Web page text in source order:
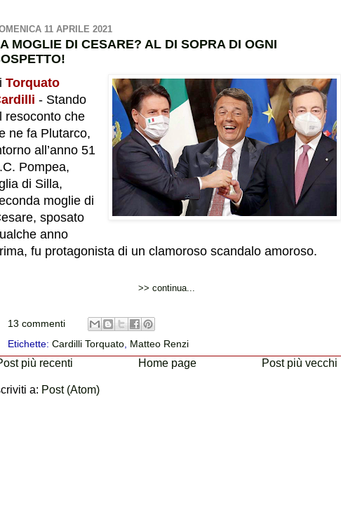
11 APRILE 2021
MOGLIE DI CESARE? AL DI SOPRA DI OGNI
Torquato
- Stando
resoconto che
ne fa Plutarco,
all’anno 51
Pompea,
di Silla,
moglie di
sposato
anno
fu protagonista di un clamoroso scandalo amoroso.
>> continua...
13 commenti
Etichette:Cardilli Torquato, Matteo Renzi
più recenti Post più vecchi
Home page
a: Post (Atom)